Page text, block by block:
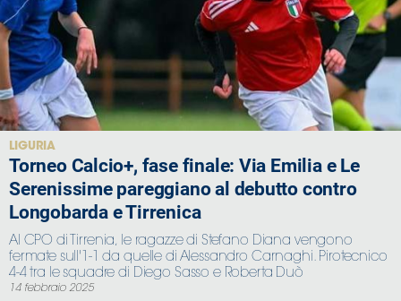
LIGURIA
Torneo Calcio+, fase finale: Via Emilia e Le
Serenissime pareggiano al debutto contro
Longobarda e Tirrenica
Al CPO di Tirrenia, le ragazze di Stefano Diana vengono
fermate sull'1-1 da quelle di Alessandro Carnaghi. Pirotecnico
4-4 tra le squadre di Diego Sasso e Roberta Duò
14 febbraio 2025